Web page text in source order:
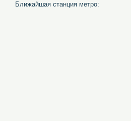
Ближайшая станция метро: